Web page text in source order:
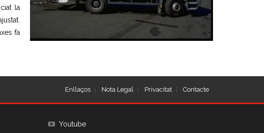
la
fa
Enllaços Nota Legal Privacitat Contacte
Youtube